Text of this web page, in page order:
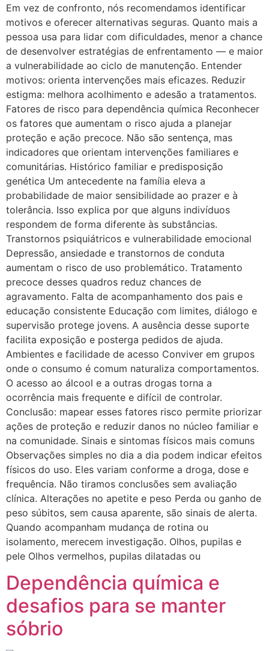
Em vez de confronto, nós recomendamos identificar
motivos e oferecer alternativas seguras. Quanto mais a
pessoa usa para lidar com dificuldades, menor a chance
de desenvolver estratégias de enfrentamento — e maior
a vulnerabilidade ao ciclo de manutenção. Entender
motivos: orienta intervenções mais eficazes. Reduzir
estigma: melhora acolhimento e adesão a tratamentos.
Fatores de risco para dependência química Reconhecer
os fatores que aumentam o risco ajuda a planejar
proteção e ação precoce. Não são sentença, mas
indicadores que orientam intervenções familiares e
comunitárias. Histórico familiar e predisposição
genética Um antecedente na família eleva a
probabilidade de maior sensibilidade ao prazer e à
tolerância. Isso explica por que alguns indivíduos
respondem de forma diferente às substâncias.
Transtornos psiquiátricos e vulnerabilidade emocional
Depressão, ansiedade e transtornos de conduta
aumentam o risco de uso problemático. Tratamento
precoce desses quadros reduz chances de
agravamento. Falta de acompanhamento dos pais e
educação consistente Educação com limites, diálogo e
supervisão protege jovens. A ausência desse suporte
facilita exposição e posterga pedidos de ajuda.
Ambientes e facilidade de acesso Conviver em grupos
onde o consumo é comum naturaliza comportamentos.
O acesso ao álcool e a outras drogas torna a
ocorrência mais frequente e difícil de controlar.
Conclusão: mapear esses fatores risco permite priorizar
ações de proteção e reduzir danos no núcleo familiar e
na comunidade. Sinais e sintomas físicos mais comuns
Observações simples no dia a dia podem indicar efeitos
físicos do uso. Eles variam conforme a droga, dose e
frequência. Não tiramos conclusões sem avaliação
clínica. Alterações no apetite e peso Perda ou ganho de
peso súbitos, sem causa aparente, são sinais de alerta.
Quando acompanham mudança de rotina ou
isolamento, merecem investigação. Olhos, pupilas e
pele Olhos vermelhos, pupilas dilatadas ou
Dependência química e
desafios para se manter
sóbrio